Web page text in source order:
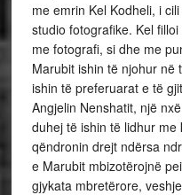
me emrin Kel Kodheli, i
studio fotografike. Kel
me fotografi, si dhe me
Marubit ishin të njohur në
ishin të preferuarat e të
Angjelin Nenshatit, një
duhej të ishin të lidhur me
qëndronin drejt ndërsa
e Marubit mbizotërojnë
gjykata mbretërore,